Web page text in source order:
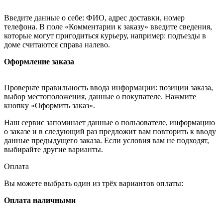
Введите данные о себе: ФИО, адрес доставки, номер
телефона. В поле «Комментарии к заказу» введите сведения,
которые могут пригодиться курьеру, например: подъезды в
доме считаются справа налево.
Оформление заказа
Проверьте правильность ввода информации: позиции заказа,
выбор местоположения, данные о покупателе. Нажмите
кнопку «Оформить заказ».
Наш сервис запоминает данные о пользователе, информацию
о заказе и в следующий раз предложит вам повторить к вводу
данные предыдущего заказа. Если условия вам не подходят,
выбирайте другие варианты.
Оплата
Вы можете выбрать один из трёх вариантов оплаты:
Оплата наличными